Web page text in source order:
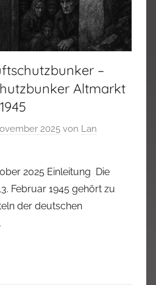
–
Altmarkt
2025 von Lan
2025 Einleitung Die
Februar 1945 gehört zu
der deutschen